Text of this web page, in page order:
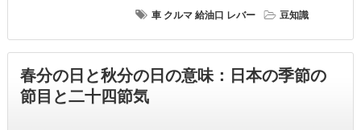
車 クルマ 給油口 レバー 豆知識
春分の日と秋分の日の意味：日本の季節の
節目と二十四節気